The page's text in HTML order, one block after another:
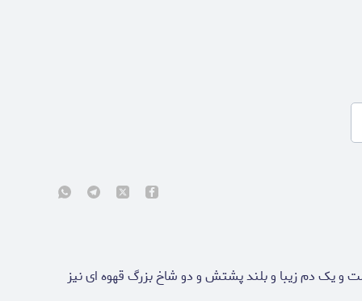
یک دم زیبا و بلند پشتش و دو شاخ بزرگ قهوه ای نیز